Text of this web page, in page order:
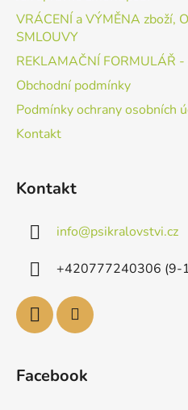
VRÁCENÍ a VÝMĚNA zboží,
SMLOUVY
REKLAMAČNÍ FORMULÁŘ -
Obchodní podmínky
Podmínky ochrany osobních
Kontakt
Kontakt
info@psikralovstvi.cz
+420777240306 (9-
Facebook